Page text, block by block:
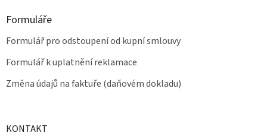
Formuláře
Formulář pro odstoupení od kupní smlouvy
Formulář k uplatnění reklamace
Změna údajů na faktuře (daňovém dokladu)
KONTAKT